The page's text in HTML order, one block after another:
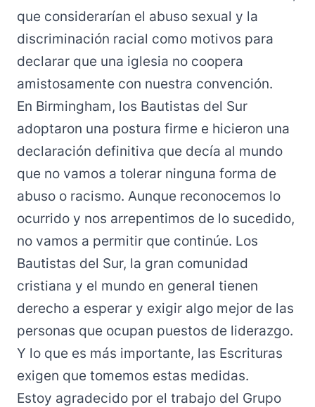
que considerarían el abuso sexual y la
discriminación racial como motivos para
declarar que una iglesia no coopera
amistosamente con nuestra convención.
En Birmingham, los Bautistas del Sur
adoptaron una postura firme e hicieron una
declaración definitiva que decía al mundo
que no vamos a tolerar ninguna forma de
abuso o racismo. Aunque reconocemos lo
ocurrido y nos arrepentimos de lo sucedido,
no vamos a permitir que continúe. Los
Bautistas del Sur, la gran comunidad
cristiana y el mundo en general tienen
derecho a esperar y exigir algo mejor de las
personas que ocupan puestos de liderazgo.
Y lo que es más importante, las Escrituras
exigen que tomemos estas medidas.
Estoy agradecido por el trabajo del Grupo